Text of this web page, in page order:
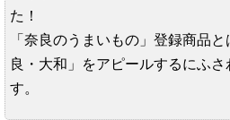
た！
「奈良のうまいもの」登録商品
良・大和」をアピールするにふ
す。